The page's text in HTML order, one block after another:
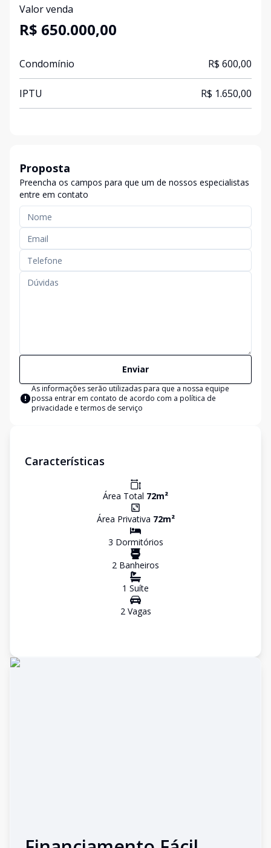
Valor venda
R$ 650.000,00
Condomínio R$ 600,00
IPTU R$ 1.650,00
Proposta
Preencha os campos para que um de nossos especialistas
entre em contato
Enviar
As informações serão utilizadas para que a nossa equipe
possa entrar em contato de acordo com a política de
privacidade e termos de serviço
Características
Área Total 72m²
Área Privativa 72m²
3 Dormitórios
2 Banheiros
1 Suíte
2Vagas